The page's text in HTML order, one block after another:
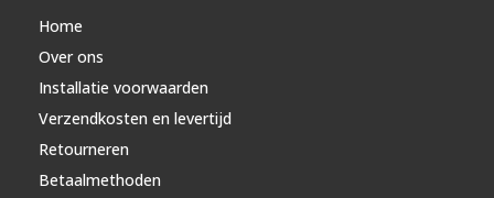
Home
Over ons
Installatie voorwaarden
Verzendkosten en levertijd
Retourneren
Betaalmethoden